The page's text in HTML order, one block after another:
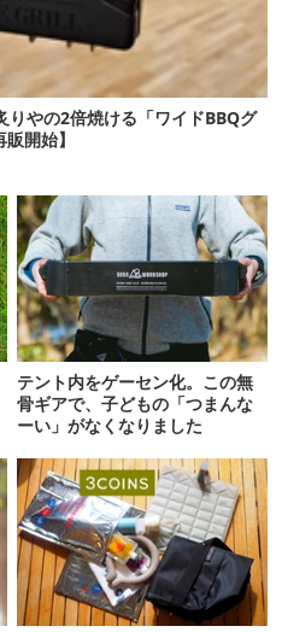
りやの2倍焼ける「ワイドBBQグ
開始】
テント内をゲーセン化。この無
骨ギアで、子どもの「つまんな
ーい」がなくなりました